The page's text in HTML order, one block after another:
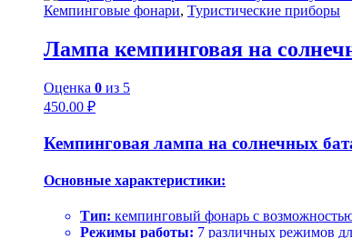
Кемпинговые фонари, Туристические приборы
Лампа кемпинговая на
Оценка 0 из 5
450.00 ₽
Кемпинговая лампа на солнечных
Основные характеристики:
Тип: кемпинговый фонарь с
Режимы работы: 7 различных режимов